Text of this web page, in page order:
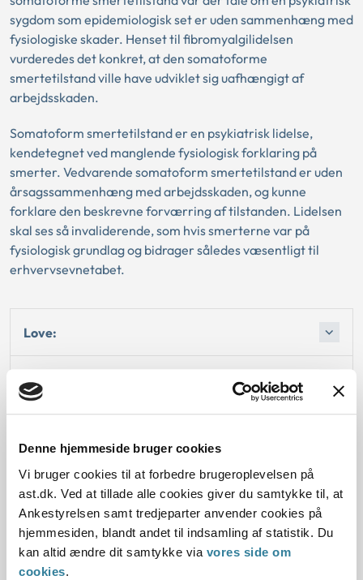
Denne hjemmeside bruger cookies
Vi bruger cookies til at forbedre brugeroplevelsen på
ast.dk. Ved at tillade alle cookies giver du samtykke til, at
Ankestyrelsen samt tredjeparter anvender cookies på
hjemmesiden, blandt andet til indsamling af statistik. Du
kan altid ændre dit samtykke via vores side om
cookies.
sygdom som epidemiologisk set er uden sammenhæng med
fysiologiske skader. Henset til fibromyalgilidelsen
vurderedes det konkret, at den somatoforme
smertetilstand ville have udviklet sig uafhængigt af
arbejdsskaden.
Somatoform smertetilstand er en psykiatrisk lidelse,
kendetegnet ved manglende fysiologisk forklaring på
smerter. Vedvarende somatoform smertetilstand er uden
årsagssammenhæng med arbejdsskaden, og kunne
forklare den beskrevne forværring af tilstanden. Lidelsen
skal ses så invaliderende, som hvis smerterne var på
fysiologisk grundlag og bidrager således væsentligt til
erhvervsevnetabet.
Love:
Afgørelse:
Dato for underskrift
31.03.2010